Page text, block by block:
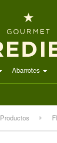
Abarrotes
Productos